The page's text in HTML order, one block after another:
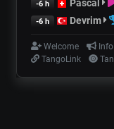
-6 h Pascal
-6 h Devrim
Welcome Info
TangoLink